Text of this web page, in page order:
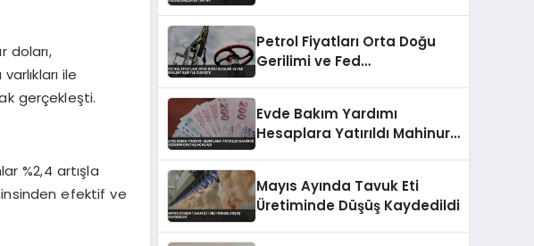
doları,
ile
gerçekleşti.
%2,4 artışla
efektif ve
Petrol Fiyatları Orta Doğu
Gerilimi ve Fed
Evde Bakım Yardımı
Hesaplara Yatırıldı Mahinur
Mayıs Ayında Tavuk Eti
Üretiminde Düşüş Kaydedildi